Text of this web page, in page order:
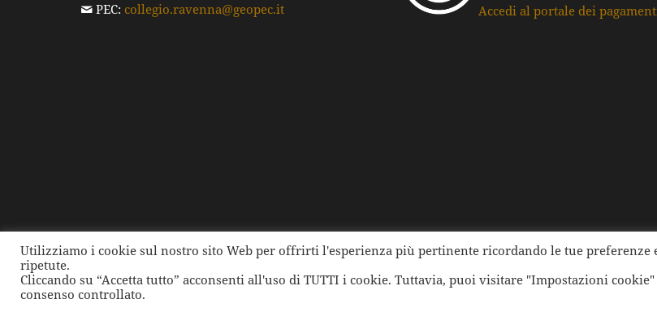
PEC: collegio.ravenna@geopec.it Accedi al portale dei
© 2026 Collegio dei Geometri e dei Geometri Laureati della Provincia di Ravenna | Tutti i diritti
Utilizziamo i cookie sul nostro sito Web per offrirti l'esperienza più pertinente ricordando le tue preferenze
ripetute.
Cliccando su “Accetta tutto” acconsenti all'uso di TUTTI i cookie. Tuttavia, puoi visitare "Impostazioni
consenso controllato.